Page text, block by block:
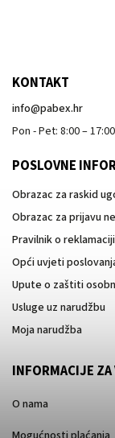
KONTAKT
info@pabex.hr
Pon - Pet: 8:00 –
POSLOVNE
Obrazac za raskid
Obrazac za prijavu
Pravilnik o
Opći uvjeti
Upute o zaštiti
Usluge uz narudžbu
Moja narudžba
INFORMACIJE ZA
O nama